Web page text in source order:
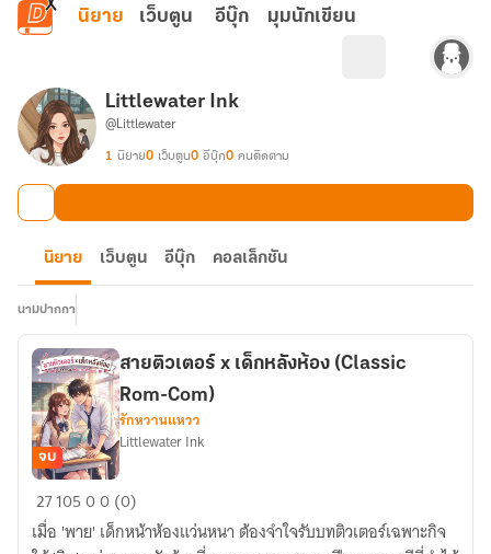
ข้ามไปยังเนื้อหาหลัก
นิยาย เว็บตูน อีบุ๊ก มุมนักเขียน
Littlewater Ink
@Littlewater
1 นิยาย0 เว็บตูน0 อีบุ๊ก0 คนติดตาม
นิยาย เว็บตูน อีบุ๊ก คอลเล็กชัน
นามปากกา
สาย
ติวเตอร์
x
จบ
สายติวเตอร์ x เด็กหลังห้อง (Classic
Rom-Com)
รักหวานแหวว
Littlewater Ink
2710500 (0)
เมื่อ 'พาย' เด็กหน้าห้องแว่นหนา ต้องจำใจรับบทติวเตอร์เฉพาะกิจ